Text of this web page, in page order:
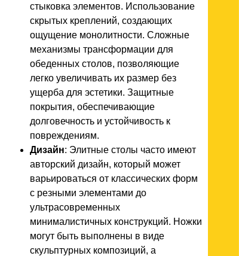
стыковка элементов. Использование
скрытых креплений, создающих
ощущение монолитности. Сложные
механизмы трансформации для
обеденных столов, позволяющие
легко увеличивать их размер без
ущерба для эстетики. Защитные
покрытия, обеспечивающие
долговечность и устойчивость к
повреждениям.
Дизайн: Элитные столы часто имеют
авторский дизайн, который может
варьироваться от классических форм
с резными элементами до
ультрасовременных
минималистичных конструкций. Ножки
могут быть выполнены в виде
скульптурных композиций, а